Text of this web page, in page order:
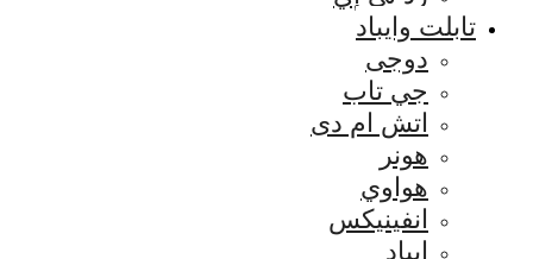
تابلت وايباد
دوجى
جي تاب
اتش ام دى
هونر
هواوي
انفينيكس
ايباد